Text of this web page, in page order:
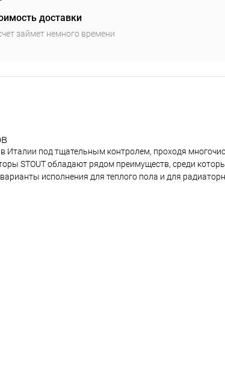
доставки
займет немного времени
Италии под тщательным контролем, проходя
STOUT обладают рядом преимуществ, среди
исполнения для теплого пола и для